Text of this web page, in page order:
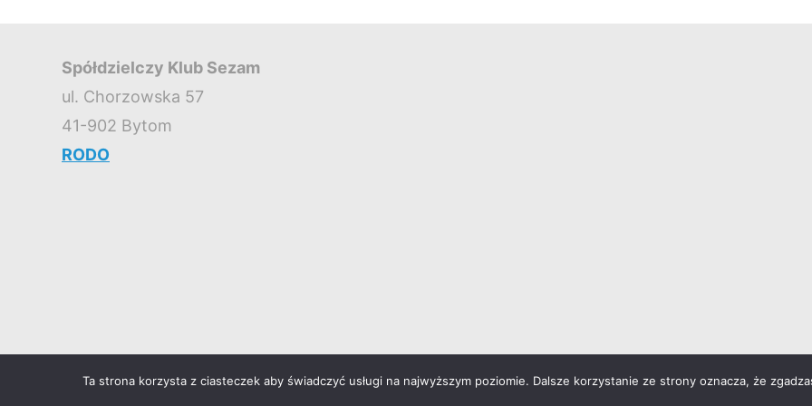
Spółdzielczy Klub Sezam
ul. Chorzowska 57
41-902 Bytom
RODO
©2026 Spółdzielczy Klub SEZAM
Ta strona korzysta z ciasteczek aby świadczyć usługi na najwyższym poziomie. Dalsze korzystanie ze strony oznacza, że